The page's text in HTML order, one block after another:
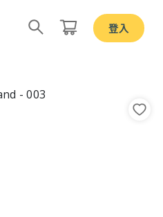
登入